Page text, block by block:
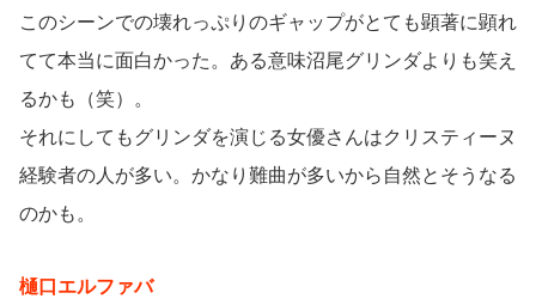
このシーンでの壊れっぷりのギャップがとても顕著に顕れ
てて本当に面白かった。ある意味沼尾グリンダよりも笑え
るかも（笑）。
それにしてもグリンダを演じる女優さんはクリスティーヌ
経験者の人が多い。かなり難曲が多いから自然とそうなる
のかも。
樋口エルファバ